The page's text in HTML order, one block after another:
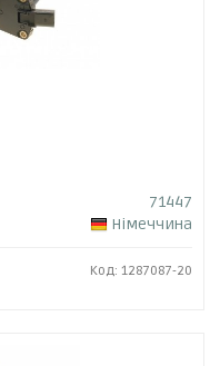
71447
Німеччина
Код: 1287087-20